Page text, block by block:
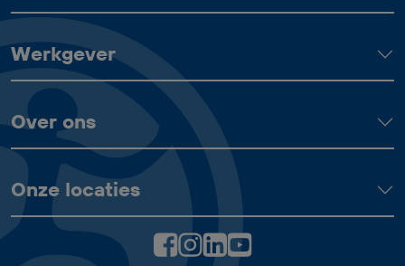
Werkgever
Over ons
Onze locaties